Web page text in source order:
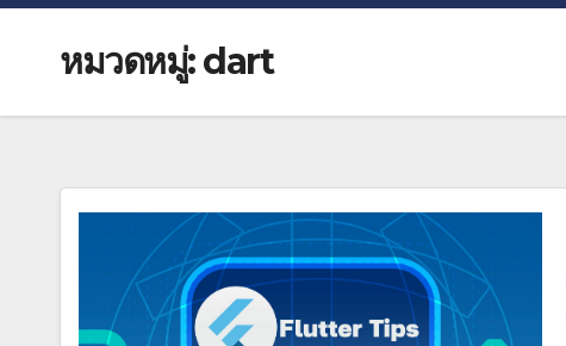
หมวดหมู่:dart